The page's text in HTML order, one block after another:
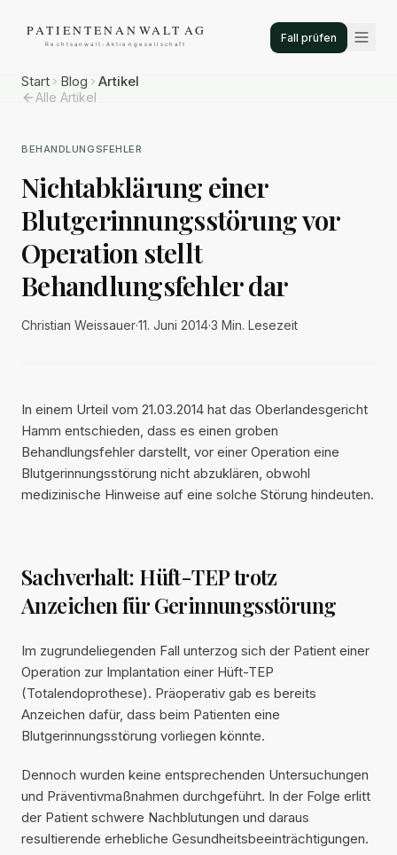
Fall prüfen
Start Blog Artikel
Alle Artikel
BEHANDLUNGSFEHLER
Nichtabklärung einer
Blutgerinnungsstörung vor
Operation stellt
Behandlungsfehler dar
Christian Weissauer·11. Juni 2014·3 Min. Lesezeit
In einem Urteil vom 21.03.2014 hat das Oberlandesgericht
Hamm entschieden, dass es einen groben
Behandlungsfehler darstellt, vor einer Operation eine
Blutgerinnungsstörung nicht abzuklären, obwohl
medizinische Hinweise auf eine solche Störung hindeuten.
Sachverhalt: Hüft-TEP trotz
Anzeichen für Gerinnungsstörung
Im zugrundeliegenden Fall unterzog sich der Patient einer
Operation zur Implantation einer Hüft-TEP
(Totalendoprothese). Präoperativ gab es bereits
Anzeichen dafür, dass beim Patienten eine
Blutgerinnungsstörung vorliegen könnte.
Dennoch wurden keine entsprechenden Untersuchungen
und Präventivmaßnahmen durchgeführt. In der Folge erlitt
der Patient schwere Nachblutungen und daraus
resultierende erhebliche Gesundheitsbeeinträchtigungen.